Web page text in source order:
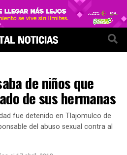
de niños que
de sus hermanas
fue detenido en Tlajomulco de
del abuso sexual contra al